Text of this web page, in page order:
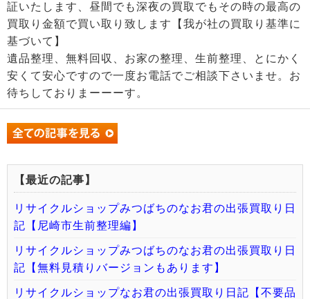
証いたします、昼間でも深夜の買取でもその時の最高の
買取り金額で買い取り致します【我が社の買取り基準に
基づいて】
遺品整理、無料回収、お家の整理、生前整理、とにかく
安くて安心ですので一度お電話でご相談下さいませ。お
待ちしておりまーーーす。
【最近の記事】
リサイクルショップみつばちのなお君の出張買取り日
記【尼崎市生前整理編】
リサイクルショップみつばちのなお君の出張買取り日
記【無料見積りバージョンもあります】
リサイクルショップなお君の出張買取り日記【不要品